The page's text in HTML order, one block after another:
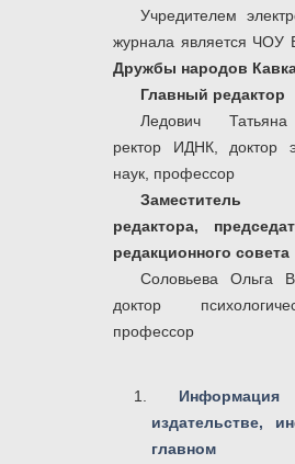
Учредителем
журнала является ЧОУ
Дружбы народов
Главный редактор
Ледович Татьяна
ректор ИДНК, доктор
наук, профессор
Заместитель
редактора,
редакционного совета
Соловьева Ольга
доктор
профессор
издательстве,
главном